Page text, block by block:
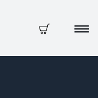
Panier